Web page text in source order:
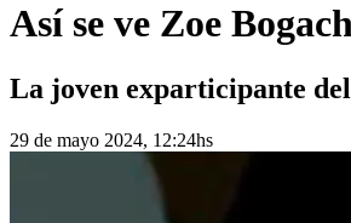
Así se ve Zoe
La joven exparticipante
29 de mayo 2024, 12:24hs